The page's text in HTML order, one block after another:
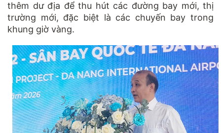
thêm dư địa để thu hút các đường bay mới, thị
trường mới, đặc biệt là các chuyến bay trong
khung giờ vàng.